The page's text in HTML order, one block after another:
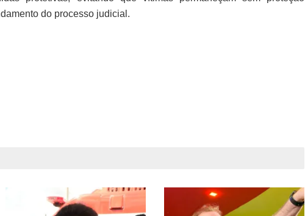
do processo judicial.